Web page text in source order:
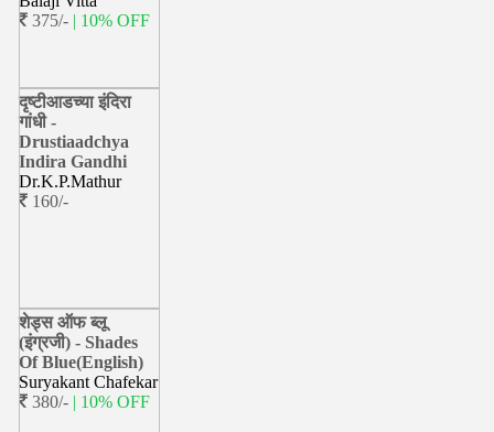
375/- | 10% OFF
दृष्टीआडच्या इंदिरा
गांधी -
Drustiaadchya
Indira Gandhi
Dr.K.P.Mathur
160/-
शेड्स ऑफ ब्लू
(इंग्रजी) - Shades
Of Blue(English)
Suryakant Chafekar
380/- | 10% OFF